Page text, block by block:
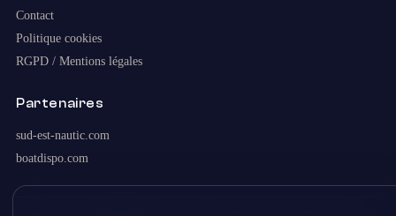
Contact
Politique cookies
RGPD / Mentions légales
Partenaires
sud-est-nautic.com
boatdispo.com